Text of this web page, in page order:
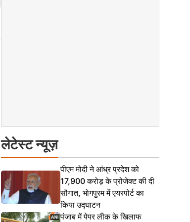
लेटेस्ट न्यूज़
पीएम मोदी ने आंध्र प्रदेश को
17,900 करोड़ के प्रोजेक्ट की दी
सौगात, भोगपुरम में एयरपोर्ट का
किया उद्घाटन
पंजाब में पेपर लीक के खिलाफ